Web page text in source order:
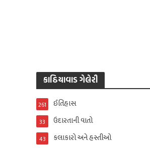
કાઠિયાવાડ ગેલેરી
ઈતિહાસ
261
ઉદારતાની વાતો
33
કલાકારો અને હસ્તીઓ
43